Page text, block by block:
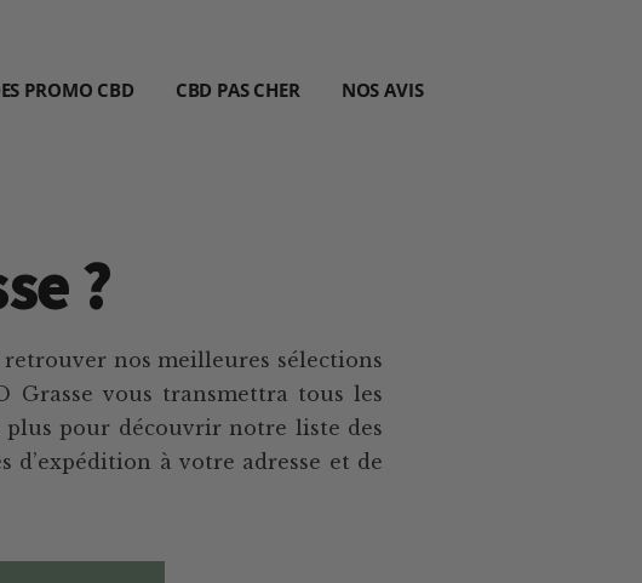
PROMO CBD CBD PAS CHER NOS AVIS
?
nos meilleures sélections
Grasse vous transmettra tous les
plus pour découvrir notre liste des
à votre adresse et de